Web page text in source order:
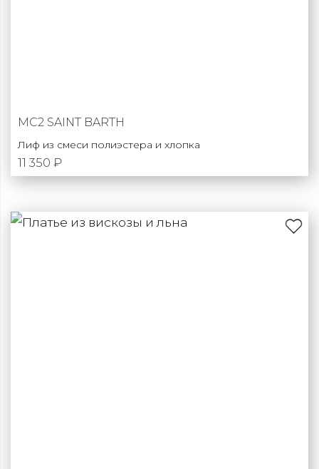
MC2 SAINT BARTH
Лиф из смеси полиэстера и хлопка
11 350 ₽